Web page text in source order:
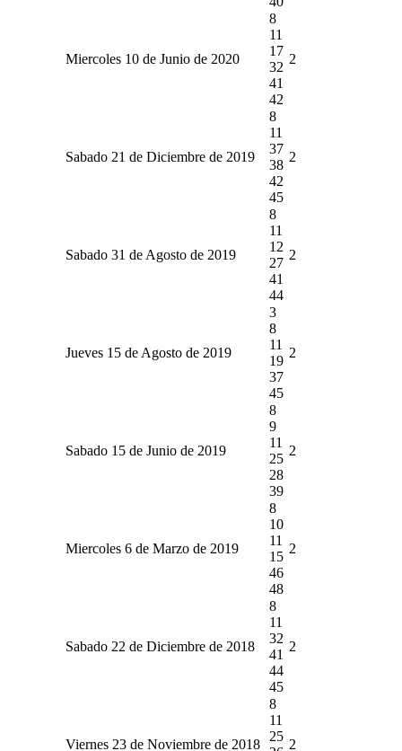
Miercoles 10 de Junio de 2020
8
11
17
32
41
42
2
Sabado 21 de Diciembre de 2019
8
11
37
38
42
45
2
Sabado 31 de Agosto de 2019
8
11
12
27
41
44
2
Jueves 15 de Agosto de 2019
3
8
11
19
37
45
2
Sabado 15 de Junio de 2019
8
9
11
25
28
39
2
Miercoles 6 de Marzo de 2019
8
10
11
15
46
48
2
Sabado 22 de Diciembre de 2018
8
11
32
41
44
45
2
Viernes 23 de Noviembre de 2018
8
11
25
2